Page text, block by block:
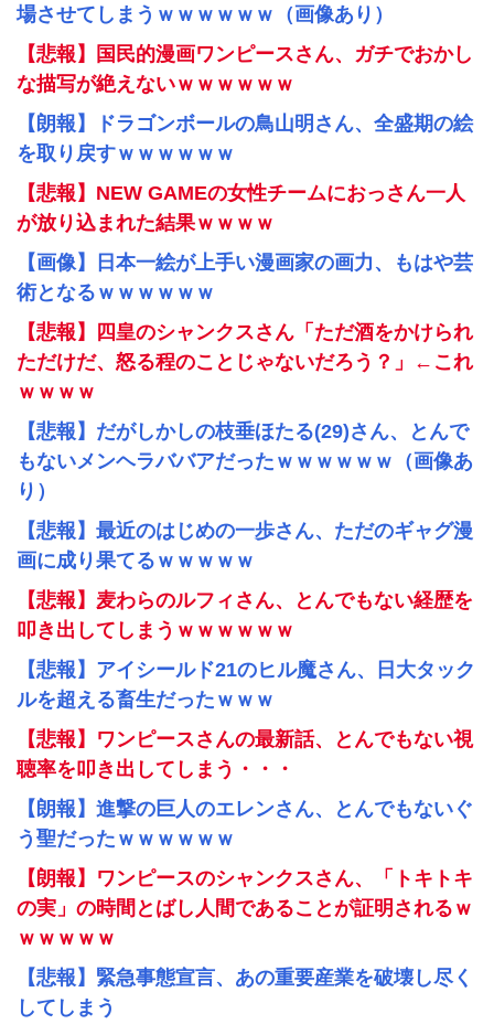
場させてしまうｗｗｗｗｗｗ（画像あり）
【悲報】国民的漫画ワンピースさん、ガチでおかし
な描写が絶えないｗｗｗｗｗｗ
【朗報】ドラゴンボールの鳥山明さん、全盛期の絵
を取り戻すｗｗｗｗｗｗ
【悲報】NEW GAMEの女性チームにおっさん一人
が放り込まれた結果ｗｗｗｗ
【画像】日本一絵が上手い漫画家の画力、もはや芸
術となるｗｗｗｗｗｗ
【悲報】四皇のシャンクスさん「ただ酒をかけられ
ただけだ、怒る程のことじゃないだろう？」←これ
ｗｗｗｗ
【悲報】だがしかしの枝垂ほたる(29)さん、とんで
もないメンヘラババアだったｗｗｗｗｗｗ（画像あ
り）
【悲報】最近のはじめの一歩さん、ただのギャグ漫
画に成り果てるｗｗｗｗｗ
【悲報】麦わらのルフィさん、とんでもない経歴を
叩き出してしまうｗｗｗｗｗｗ
【悲報】アイシールド21のヒル魔さん、日大タック
ルを超える畜生だったｗｗｗ
【悲報】ワンピースさんの最新話、とんでもない視
聴率を叩き出してしまう・・・
【朗報】進撃の巨人のエレンさん、とんでもないぐ
う聖だったｗｗｗｗｗｗ
【朗報】ワンピースのシャンクスさん、「トキトキ
の実」の時間とばし人間であることが証明されるｗ
ｗｗｗｗｗ
【悲報】緊急事態宣言、あの重要産業を破壊し尽く
してしまう